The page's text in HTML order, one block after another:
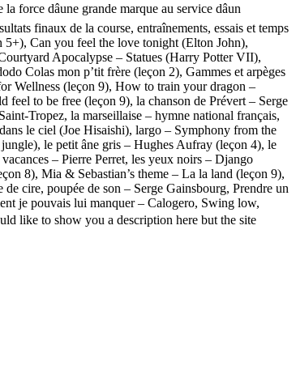
dâune grande marque au service dâun
finaux de la course, entraînements, essais et temps
Can you feel the love tonight (Elton John),
Apocalypse – Statues (Harry Potter VII),
Colas mon p’tit frère (leçon 2), Gammes et arpèges
Wellness (leçon 9), How to train your dragon –
to be free (leçon 9), la chanson de Prévert – Serge
Tropez, la marseillaise – hymne national français,
le ciel (Joe Hisaishi), largo – Symphony from the
le petit âne gris – Hughes Aufray (leçon 4), le
– Pierre Perret, les yeux noirs – Django
8), Mia & Sebastian’s theme – La la land (leçon 9),
cire, poupée de son – Serge Gainsbourg, Prendre un
je pouvais lui manquer – Calogero, Swing low,
like to show you a description here but the site